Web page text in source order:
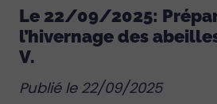
Le 22/09/2025:
l’hivernage des
V.
Publié le 22/09/2025